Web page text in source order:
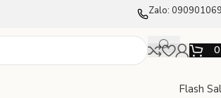
Zalo:
Flash